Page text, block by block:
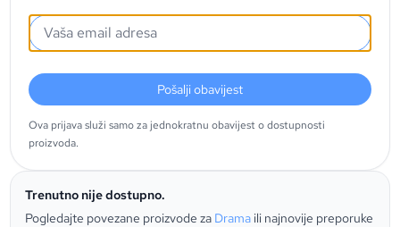
Pošalji obavijest
Ova prijava služi samo za jednokratnu obavijest o dostupnosti
proizvoda.
Trenutno nije dostupno.
Pogledajte povezane proizvode za Drama ili najnovije preporuke